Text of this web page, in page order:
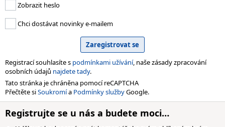
Zobrazit heslo
Chci dostávat novinky e-mailem
Registrací souhlasíte s podmínkami užívání, naše zásady zpracování
osobních údajů najdete tady.
Tato stránka je chráněna pomocí reCAPTCHA
Přečtěte siSoukromía Podmínky službyGoogle.
Registrujte se u nás a budete moci…